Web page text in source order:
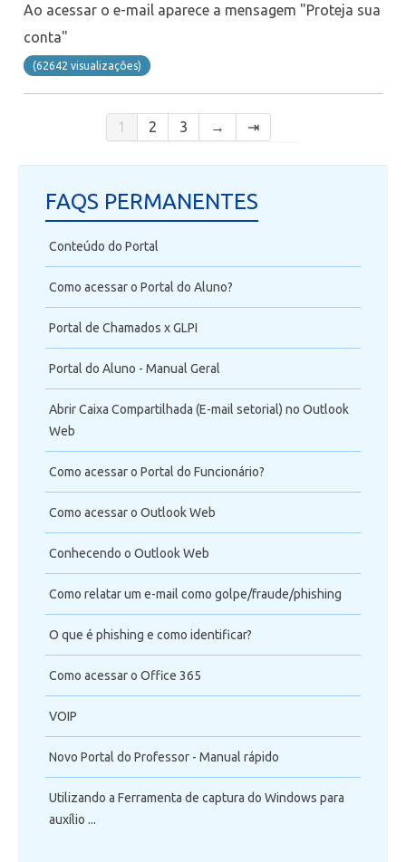
Ao acessar o e-mail aparece a mensagem "Proteja sua
conta"
(62642 visualizaçôes)
1 2 3 → ⇥
FAQS PERMANENTES
Conteúdo do Portal
Como acessar o Portal do Aluno?
Portal de Chamados x GLPI
Portal do Aluno - Manual Geral
Abrir Caixa Compartilhada (E-mail setorial) no Outlook
Web
Como acessar o Portal do Funcionário?
Como acessar o Outlook Web
Conhecendo o Outlook Web
Como relatar um e-mail como golpe/fraude/phishing
O que é phishing e como identificar?
Como acessar o Office 365
VOIP
Novo Portal do Professor - Manual rápido
Utilizando a Ferramenta de captura do Windows para
auxílio ...